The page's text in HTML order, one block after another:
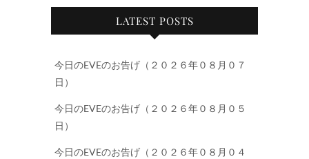
LATEST POSTS
今日のEVEのお告げ（２０２６年０８月０７
日）
今日のEVEのお告げ（２０２６年０８月０５
日）
今日のEVEのお告げ（２０２６年０８月０４